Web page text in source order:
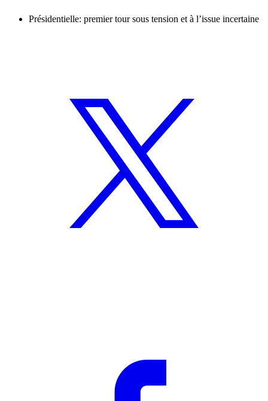
Présidentielle: premier tour sous tension et à l’issue incertaine